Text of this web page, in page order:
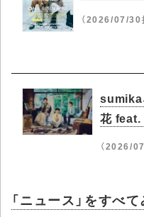
（2026/07/30
sumika
花 feat.
（2026/
「ニュース」をすべ